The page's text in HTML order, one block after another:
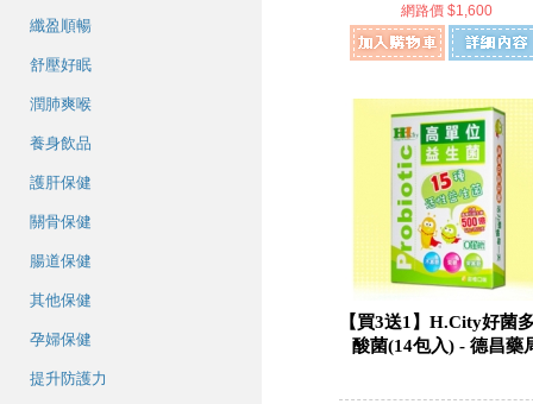
纖盈順暢
舒壓好眠
潤肺爽喉
養身飲品
護肝保健
關骨保健
腸道保健
其他保健
孕婦保健
提升防護力
網路價 $1,600
【買3送1】H.City好菌
酸菌(14包入) - 德昌藥